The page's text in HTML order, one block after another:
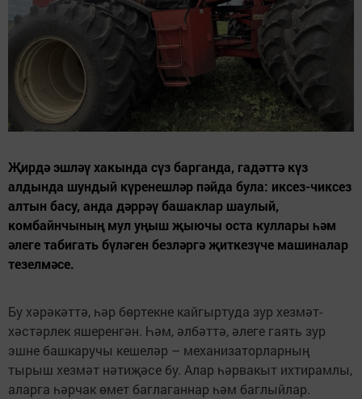
Җирдә эшләү хакында сүз барганда, гадәттә күз
алдында шундый күренешләр пәйда була: иксез-чиксез
алтын басу, анда дәррәү башаклар шаулый,
комбайнчының мул уңыш җыючы оста куллары һәм
әлеге табигать бүләген безләргә җиткезүче машиналар
тезелмәсе.
Бу хәрәкәттә, һәр бөртекне кайгыртуда зур хезмәт-
хәстәрлек яшеренгән. Һәм, әлбәттә, әлеге гаять зур
эшне башкаручы кешеләр – механизаторларның
тырыш хезмәт нәтиҗәсе бу. Алар һәрвакыт ихтирамлы,
аларга һәрчак өмет баглаганнар һәм баглыйлар.